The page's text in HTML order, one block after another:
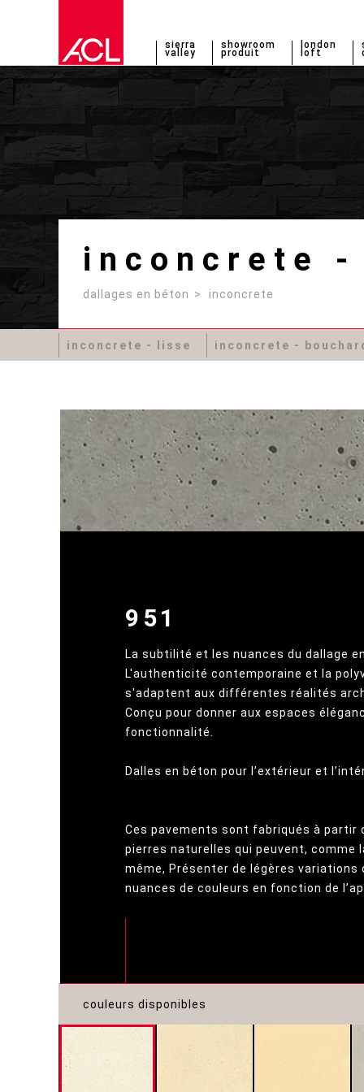
sierra
valley
showroom
produit
london
loft
inconcrete -
dallages en béton inconcrete
inconcrete - lisse inconcrete -
951
La subtilité et les nuances du dallage
L'authenticité contemporaine et la
s'adaptent aux différentes réalités
Conçu pour donner aux espaces
fonctionnalité.
Dalles en béton pour l’extérieur et
Ces pavements sont fabriqués à partir
pierres naturelles qui peuvent, comme
même, Présenter de légères variations
nuances de couleurs en fonction de
couleurs disponibles